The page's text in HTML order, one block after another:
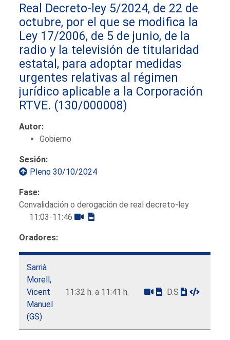
Real Decreto-ley 5/2024, de 22 de
octubre, por el que se modifica la
Ley 17/2006, de 5 de junio, de la
radio y la televisión de titularidad
estatal, para adoptar medidas
urgentes relativas al régimen
jurídico aplicable a la Corporación
RTVE. (130/000008)
Autor:
Gobierno
Sesión:
Pleno 30/10/2024
Fase:
Convalidación o derogación de real decreto-ley
11:03-11:46
Oradores:
Sarrià
Morell,
Vicent
Manuel
(GS)
11:32 h. a 11:41 h. D.S